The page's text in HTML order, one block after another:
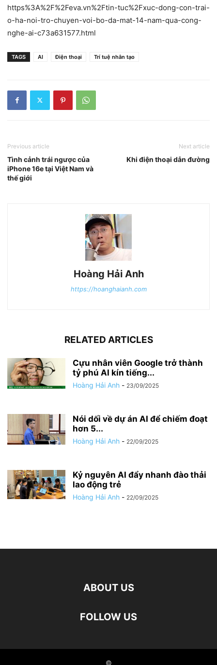
https%3A%2F%2Feva.vn%2Ftin-tuc%2Fxuc-dong-con-trai-
o-ha-noi-tro-chuyen-voi-bo-da-mat-14-nam-qua-cong-
nghe-ai-c73a631577.html
TAGS AI Điện thoại Trí tuệ nhân tạo
Previous article
Tình cảnh trái ngược của
iPhone 16e tại Việt Nam và
thế giới
Next article
Khi điện thoại dẫn đường
Hoàng Hải Anh
https://hoanghaianh.com
RELATED ARTICLES
Cựu nhân viên Google trở thành
tỷ phú AI kín tiếng...
Hoàng Hải Anh - 23/09/2025
Nói dối về dự án AI để chiếm đoạt
hơn 5...
Hoàng Hải Anh - 22/09/2025
Kỷ nguyên AI đẩy nhanh đào thải
lao động trẻ
Hoàng Hải Anh - 22/09/2025
ABOUT US
FOLLOW US
©